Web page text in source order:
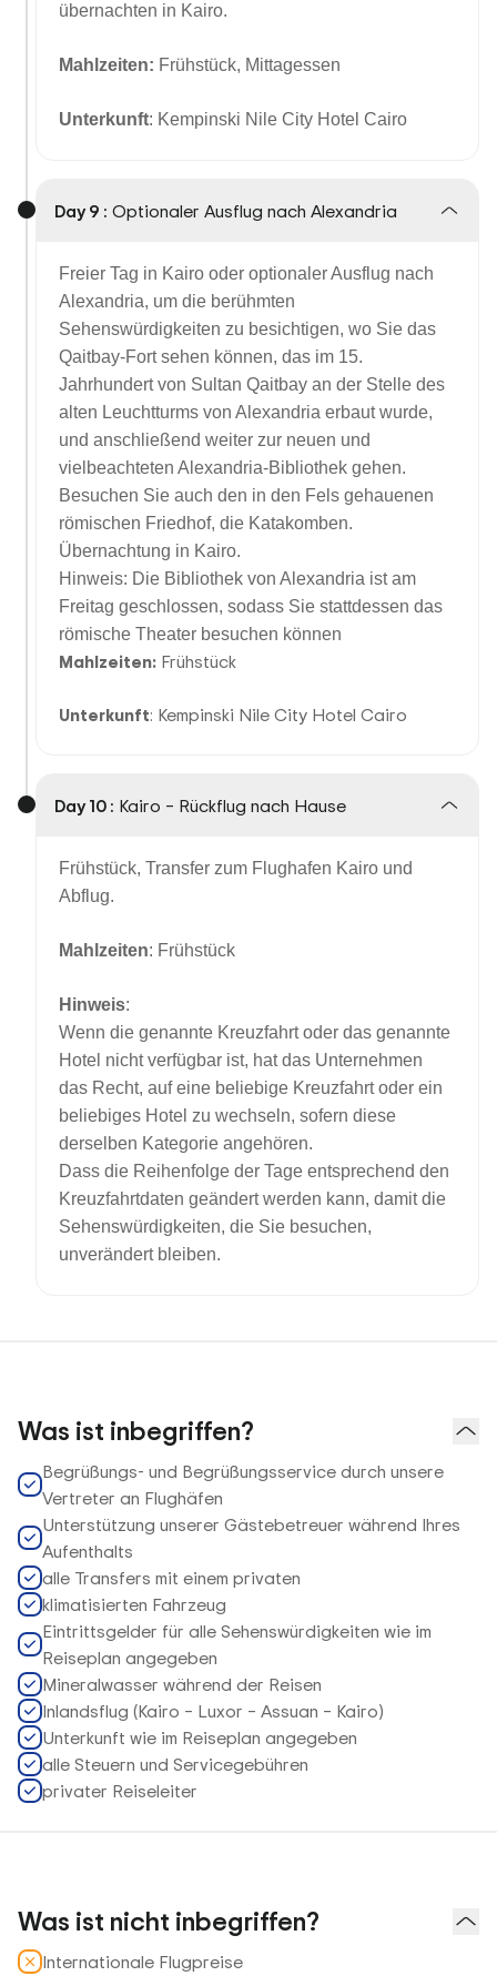
übernachten in Kairo.
Mahlzeiten: Frühstück, Mittagessen
Unterkunft: Kempinski Nile City Hotel Cairo
Day 9 : Optionaler Ausflug nach Alexandria
Freier Tag in Kairo oder optionaler Ausflug nach
Alexandria, um die berühmten
Sehenswürdigkeiten zu besichtigen, wo Sie das
Qaitbay-Fort sehen können, das im 15.
Jahrhundert von Sultan Qaitbay an der Stelle des
alten Leuchtturms von Alexandria erbaut wurde,
und anschließend weiter zur neuen und
vielbeachteten Alexandria-Bibliothek gehen.
Besuchen Sie auch den in den Fels gehauenen
römischen Friedhof, die Katakomben.
Übernachtung in Kairo.
Hinweis: Die Bibliothek von Alexandria ist am
Freitag geschlossen, sodass Sie stattdessen das
römische Theater besuchen können
Mahlzeiten: Frühstück
Unterkunft: Kempinski Nile City Hotel Cairo
Day 10 : Kairo – Rückflug nach Hause
Frühstück, Transfer zum Flughafen Kairo und
Abflug.
Mahlzeiten: Frühstück
Hinweis:
Wenn die genannte Kreuzfahrt oder das genannte
Hotel nicht verfügbar ist, hat das Unternehmen
das Recht, auf eine beliebige Kreuzfahrt oder ein
beliebiges Hotel zu wechseln, sofern diese
derselben Kategorie angehören.
Dass die Reihenfolge der Tage entsprechend den
Kreuzfahrtdaten geändert werden kann, damit die
Sehenswürdigkeiten, die Sie besuchen,
unverändert bleiben.
Was ist inbegriffen?
Begrüßungs- und Begrüßungsservice durch unsere
Vertreter an Flughäfen
Unterstützung unserer Gästebetreuer während Ihres
Aufenthalts
alle Transfers mit einem privaten
klimatisierten Fahrzeug
Eintrittsgelder für alle Sehenswürdigkeiten wie im
Reiseplan angegeben
Mineralwasser während der Reisen
Inlandsflug (Kairo – Luxor – Assuan – Kairo)
Unterkunft wie im Reiseplan angegeben
alle Steuern und Servicegebühren
privater Reiseleiter
Was ist nicht inbegriffen?
Internationale Flugpreise